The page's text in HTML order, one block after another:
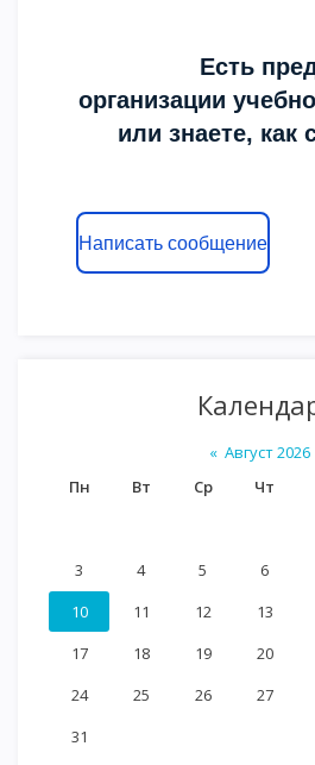
Есть
организации
или знаете, как
Написать сообщение
« Август 2026
Пн
Вт Ср Чт
3
4 5 6
10
11 12 13
17
18 19 20
24
25 26 27
31